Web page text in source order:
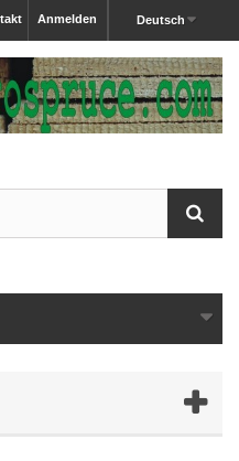
Deutsch
Anmelden